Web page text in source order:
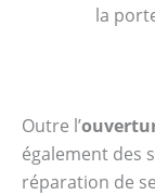
la
Outre l’
également des
réparation de